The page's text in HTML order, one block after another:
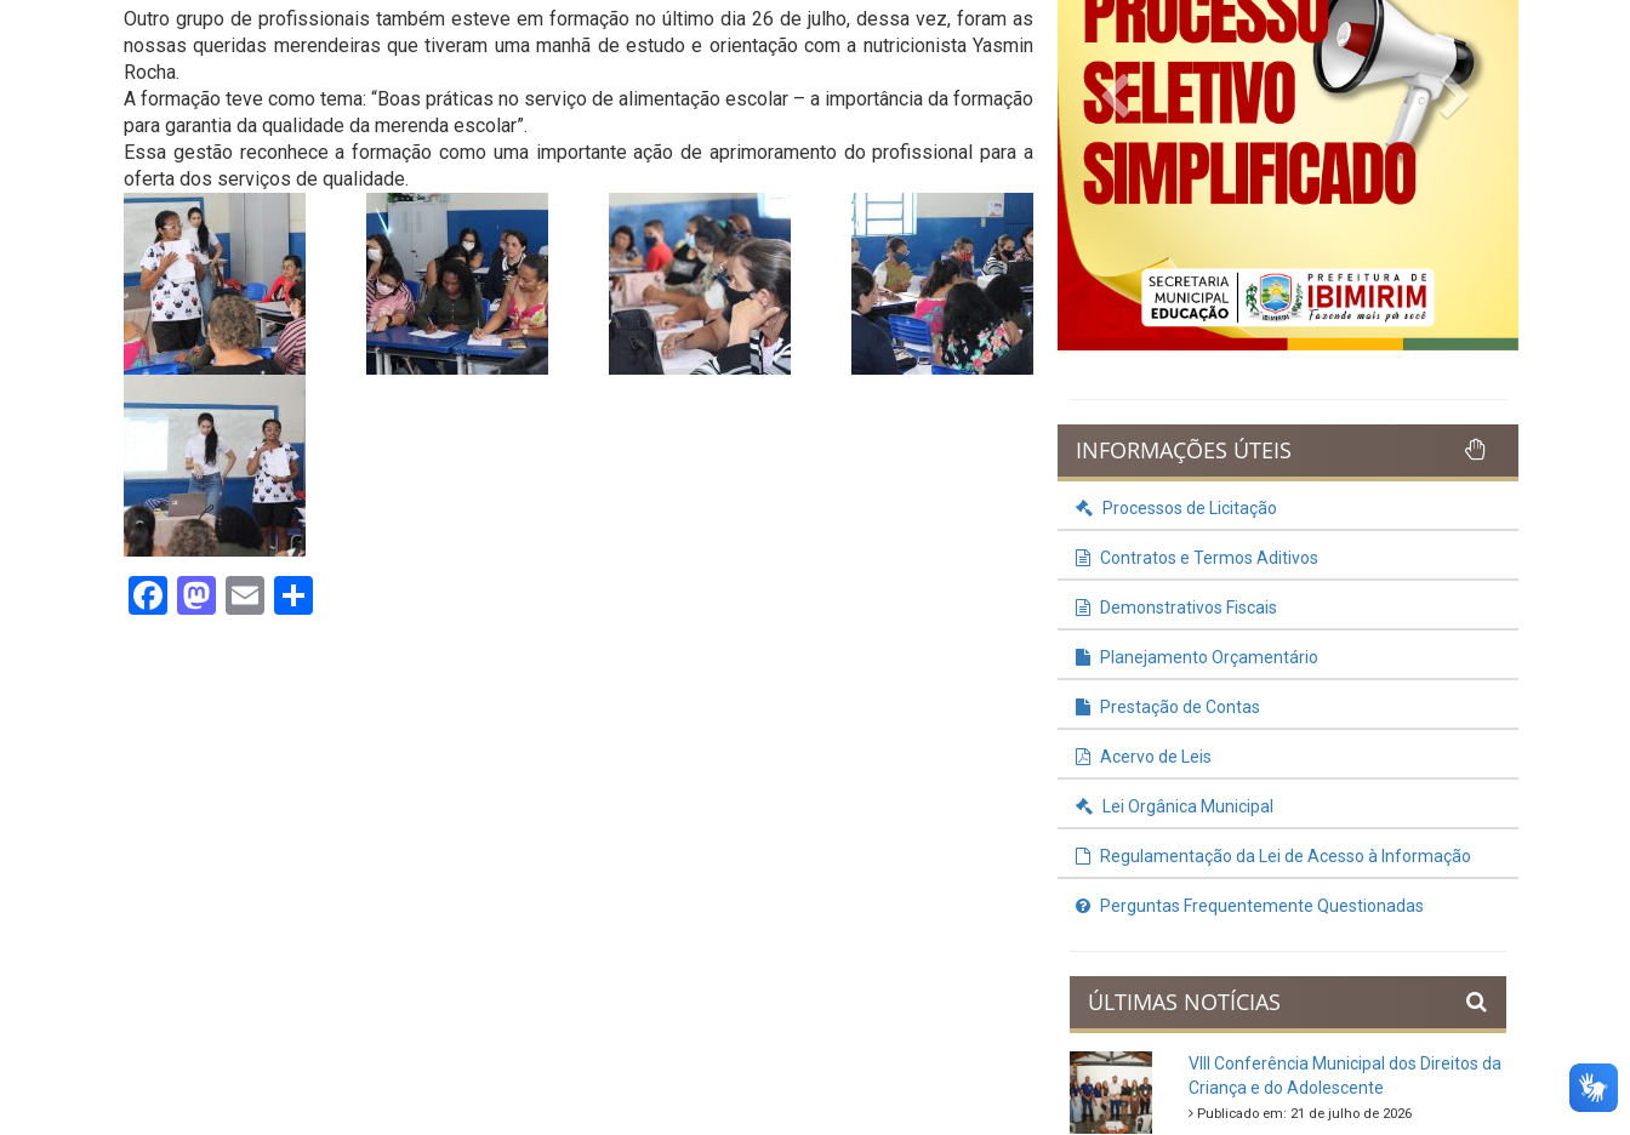
Outro grupo de profissionais também esteve em formação no último dia 26 de julho, dessa vez, foram as
nossas queridas merendeiras que tiveram uma manhã de estudo e orientação com a nutricionista Yasmin
Rocha.
A formação teve como tema: “Boas práticas no serviço de alimentação escolar – a importância da formação
para garantia da qualidade da merenda escolar”.
Essa gestão reconhece a formação como uma importante ação de aprimoramento do profissional para a
oferta dos serviços de qualidade.
Facebook
Mastodon
Email
Previous Next
INFORMAÇÕES ÚTEIS
Processos de Licitação
Contratos e Termos Aditivos
Demonstrativos Fiscais
Planejamento Orçamentário
Prestação de Contas
Acervo de Leis
Lei Orgânica Municipal
Regulamentação da Lei de Acesso à Informação
Perguntas Frequentemente Questionadas
ÚLTIMAS NOTÍCIAS
VIII Conferência Municipal dos Direitos da
Criança e do Adolescente
Publicado em: 21 de julho de 2026